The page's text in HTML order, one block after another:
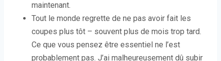
maintenant.
Tout le monde regrette de ne pas avoir fait les
coupes plus tôt – souvent plus de mois trop tard.
Ce que vous pensez être essentiel ne l’est
probablement pas. J’ai malheureusement dû subir